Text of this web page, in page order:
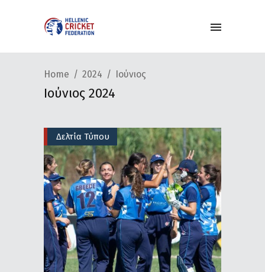
Home 2024 Ιούνιος
Ιούνιος 2024
Δελτία Τύπου